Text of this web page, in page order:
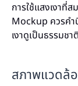
การใช้แสงเงาที่
Mockup ควรคำ
เงาดูเป็นธรรมชาติ
สภาพแวดล้